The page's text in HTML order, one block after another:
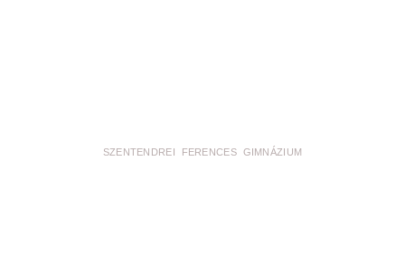
SZENTENDREI FERENCES GIMNÁZIUM